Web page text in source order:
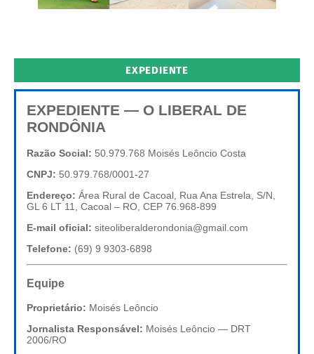
EXPEDIENTE
EXPEDIENTE — O LIBERAL DE
RONDÔNIA
Razão Social: 50.979.768 Moisés Leôncio Costa
CNPJ: 50.979.768/0001-27
Endereço: Área Rural de Cacoal, Rua Ana Estrela, S/N,
GL 6 LT 11, Cacoal – RO, CEP 76.968-899
E-mail oficial: siteoliberalderondonia@gmail.com
Telefone: (69) 9 9303-6898
Equipe
Proprietário: Moisés Leôncio
Jornalista Responsável: Moisés Leôncio — DRT
2006/RO